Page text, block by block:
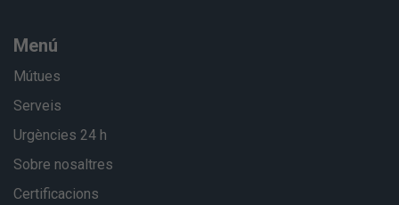
Menú
Mútues
Serveis
Urgències 24 h
Sobre nosaltres
Certificacions